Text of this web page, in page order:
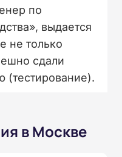
по
выдается
не только
сдали
(тестирование).
в Москве